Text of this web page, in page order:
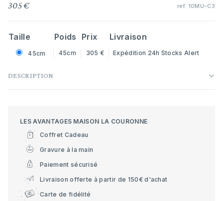
305 € ref. 10MU-C3
Taille Poids Prix Livraison
45cm 45cm 305 € Expédition 24h Stocks Alert
DESCRIPTION
LES AVANTAGES MAISON LA COURONNE
Coffret Cadeau
Gravure à la main
Paiement sécurisé
Livraison offerte à partir de 150€ d'achat
Carte de fidélité